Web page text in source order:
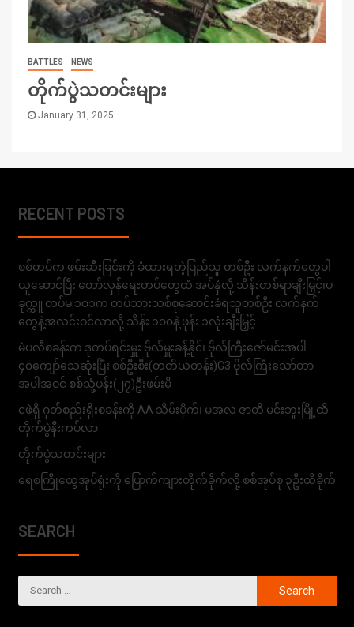
BATTLES NEWS
တိုက်ပွဲသတင်းများ
January 31, 2025
RECENT POSTS
စစ်တပ်က ဖမ်းဆီးခြင်းကို ခံထားရတဲ့ပြည်သူ တစ်ဦး လက်နက်တွေပါ
ယူဆောင်ပြီး တော်လှန်ရေးတပ်တွေထံ အပ်နှံလို့ သိန်းတစ်ရာချီးမြှင့်၊ပ
ခုက္ကူ တပ်မ ၁၀၁က တပ်သားသစ်စုဆောင်းခံရသူတစ်ဦး လက်နက်
တွေနဲ့အလင်းဝင်လာလို့ သိန်း ၁၀၀နဲ့ ဖုန်း ၁လုံးချီးမြှင့်
မဲပလီစခန်းက ဒုတပ်ရင်းမှူး ဗိုလ်မှူးခန့်နိုင်၊ ဗိုလ်ကြီးဇော်မင်းအပါ
၄၀ကျော်သေဆုံးပြီး စစ်ဦးစီး(တတိယတန်း)G3 ဗိုလ်ကြီးသော်တာ
အပါအဝင် စစ်သုံ့ပန်း(၂၇)ဦးဖမ်းမိ
ငဖဲရှိ ဂုတ်စည်းရိုးစခန်းကို AA သိမ်းပိုက်၊ မအလ ဇာတိ မင်းဘူးမြို့ထိ
တိုက်ပွဲနီးကပ်လာ
တိုက်ပွဲသတင်းများ
ရေစကြိုထွေအုပ်ရုံးကို ပြောက်ကျားတိုက်ခိုက်လို့ စစ်အုပ်စု ၃ဦးထိခိုက်
SEARCH